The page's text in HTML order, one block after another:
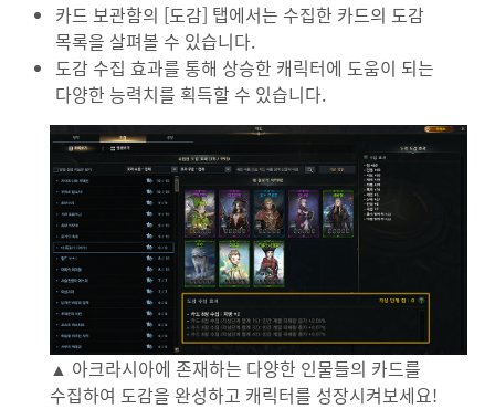
카드 보관함의 [도감] 탭에서는 수집한 카드의 도감
목록을 살펴볼 수 있습니다.
도감 수집 효과를 통해 상승한 캐릭터에 도움이 되는
다양한 능력치를 획득할 수 있습니다.
▲ 아크라시아에 존재하는 다양한 인물들의 카드를
수집하여 도감을 완성하고 캐릭터를 성장시켜보세요!